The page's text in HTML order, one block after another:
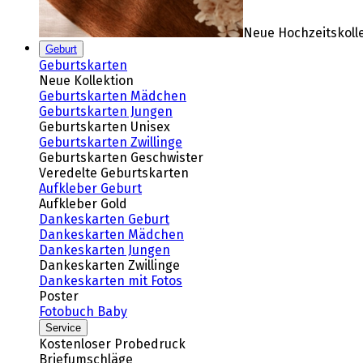
Neue
Geburt
Geburtskarten
Neue Kollektion
Geburtskarten Mädchen
Geburtskarten Jungen
Geburtskarten Unisex
Geburtskarten Zwillinge
Geburtskarten Geschwister
Veredelte Geburtskarten
Aufkleber Geburt
Aufkleber Gold
Dankeskarten Geburt
Dankeskarten Mädchen
Dankeskarten Jungen
Dankeskarten Zwillinge
Dankeskarten mit Fotos
Poster
Fotobuch Baby
Service
Kostenloser Probedruck
Briefumschläge